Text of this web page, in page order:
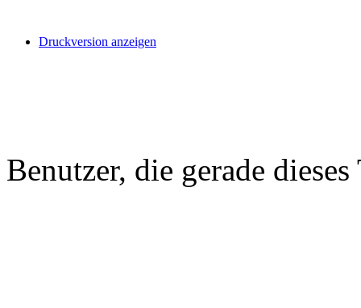
Druckversion anzeigen
Benutzer, die gerade